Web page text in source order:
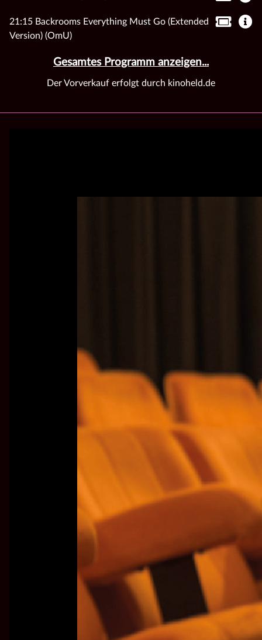
21:15 Backrooms Everything Must Go (Extended
Version) (OmU)
Gesamtes Programm anzeigen...
Der Vorverkauf erfolgt durch kinoheld.de